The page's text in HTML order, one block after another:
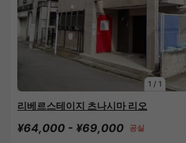
1 / 1
리베르스테이지 츠나시마 리오
¥64,000 - ¥69,000 공실